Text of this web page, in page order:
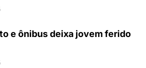
e ônibus deixa jovem ferido